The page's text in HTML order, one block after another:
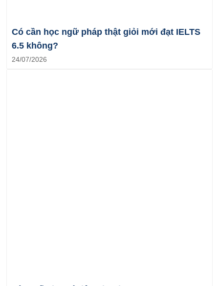
Có cần học ngữ pháp thật giỏi mới đạt IELTS
6.5 không?
24/07/2026